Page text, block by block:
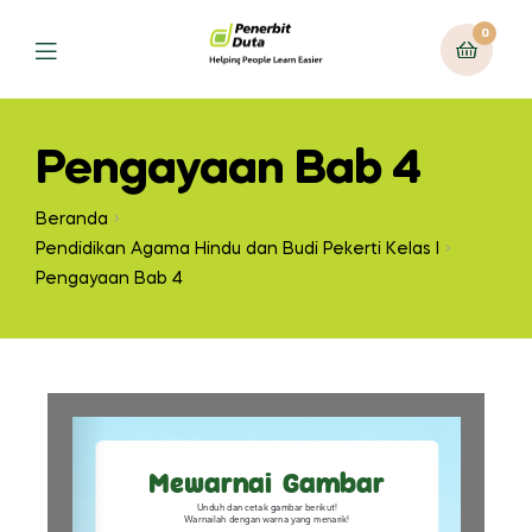
0
Pengayaan Bab 4
Beranda
Pendidikan Agama Hindu dan Budi Pekerti Kelas I
Pengayaan Bab 4